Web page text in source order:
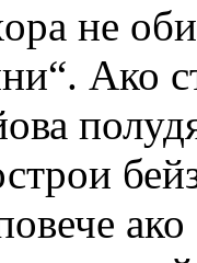
не
Ако